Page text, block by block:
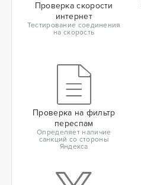
Проверка скорости
интернет
Тестирование соединения
на скорость
Проверка на фильтр
переспам
Определяет наличие
санкций со стороны
Яндекса